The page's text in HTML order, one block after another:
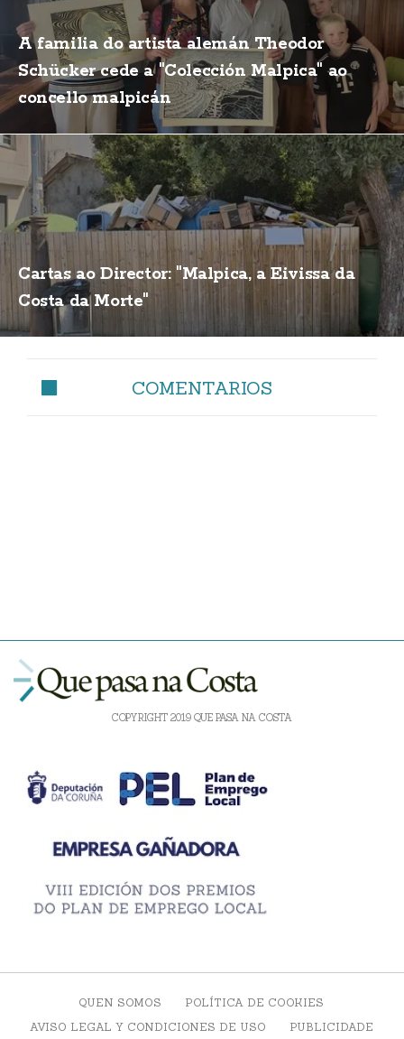
A familia do artista alemán Theodor
Schücker cede a "Colección Malpica" ao
concello malpicán
Cartas ao Director: "Malpica, a Eivissa da
Costa da Morte"
COMENTARIOS
COPYRIGHT 2019 QUE PASA NA COSTA
QUEN SOMOS
POLÍTICA DE COOKIES
AVISO LEGAL Y CONDICIONES DE USO
PUBLICIDADE